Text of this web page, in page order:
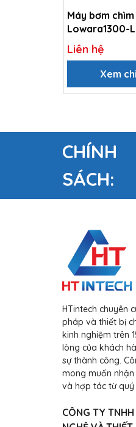
Máy bơm
Lowara1300-
Liên hệ
Xem
CHÍNH
SÁCH:
HTintech chuyên
pháp và thiết bị
kinh nghiệm trên
lòng của khách
sự thành công.
mong muốn
và hợp tác từ quý
CÔNG TY